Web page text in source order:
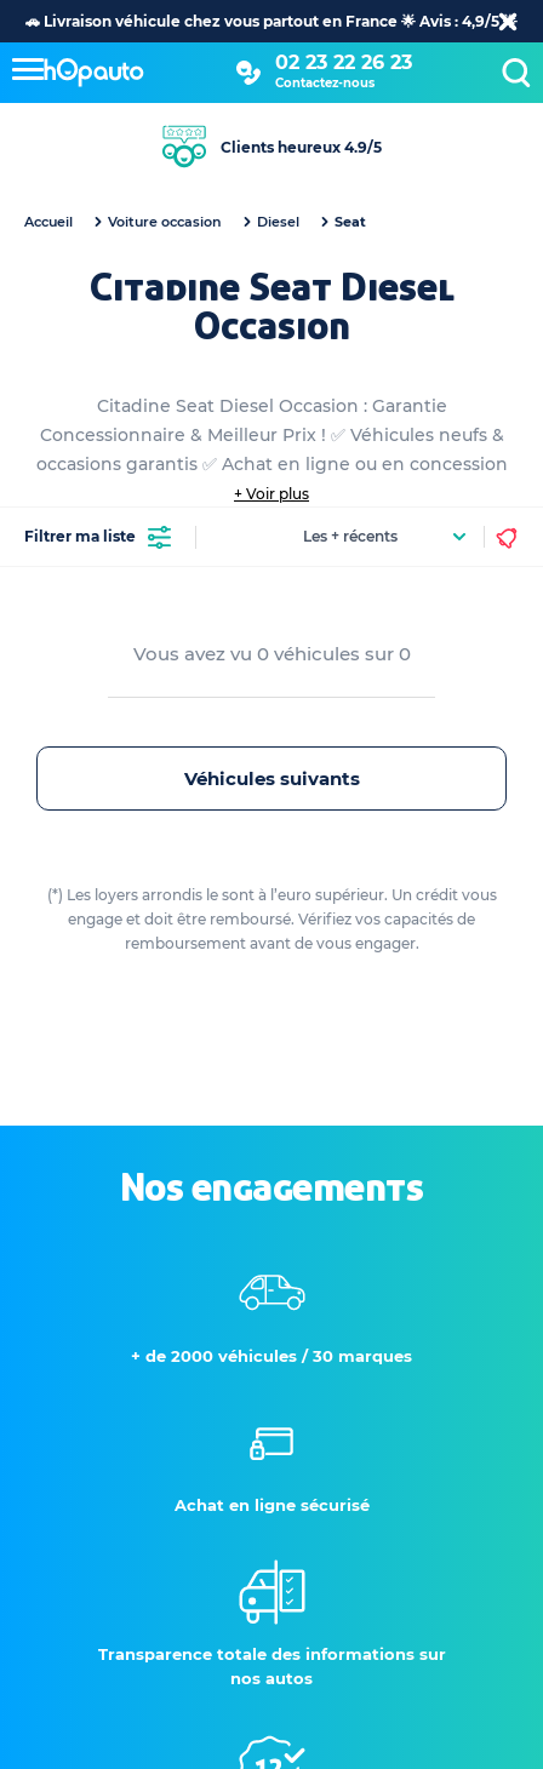
🚗 Livraison véhicule chez vous partout en France 🌟 Avis : 4,9/5 🌟
02 23 22 26 23
Contactez-nous
Clients heureux 4.9/5
Accueil Voiture occasion Diesel Seat
Citadine Seat Diesel
Occasion
Citadine Seat Diesel Occasion : Garantie
Concessionnaire & Meilleur Prix ! ✅ Véhicules neufs &
occasions garantis ✅ Achat en ligne ou en concession
+ Voir plus
Filtrer ma liste
Vous avez vu 0 véhicules sur 0
Véhicules suivants
(*) Les loyers arrondis le sont à l’euro supérieur. Un crédit vous
engage et doit être remboursé. Vérifiez vos capacités de
remboursement avant de vous engager.
Nos engagements
+ de 2000 véhicules / 30 marques
Achat en ligne sécurisé
Transparence totale des informations sur
nos autos